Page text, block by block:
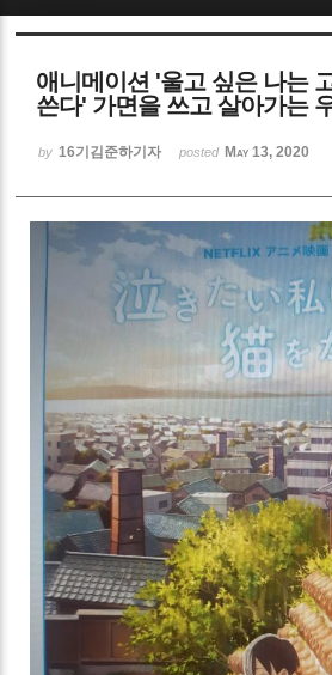
애니메이션 '울고 싶은 나는
쓴다' 가면을 쓰고 살아가는
by 16기김준하기자 posted May 13, 2020
Sketchbook5, 스
Sketchbook5, 스